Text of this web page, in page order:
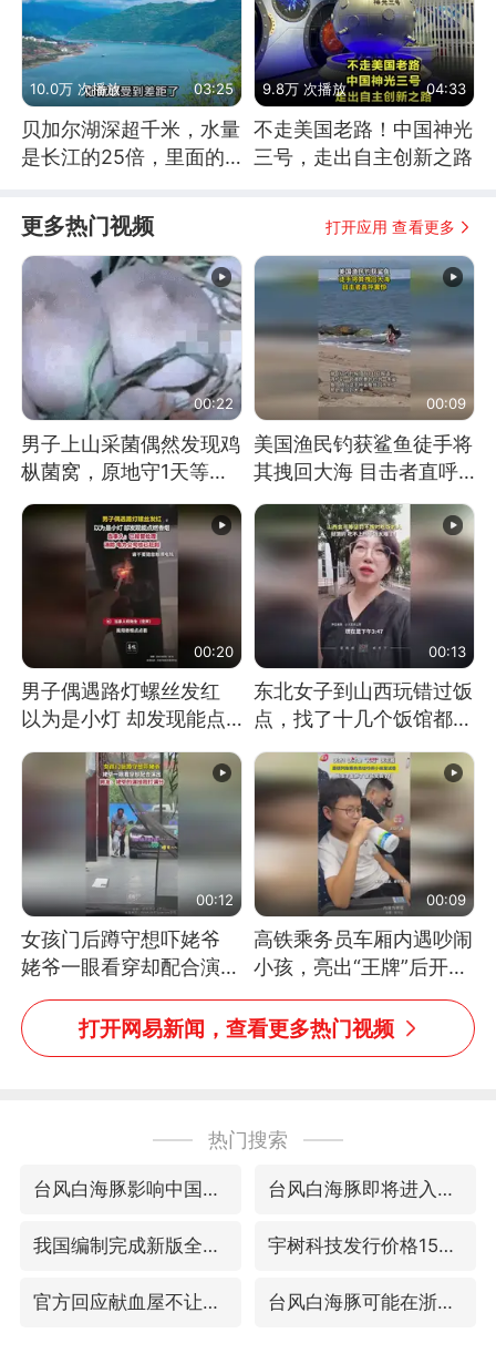
10.0万 次播放 03:25
贝加尔湖深超千米，水量
是长江的25倍，里面的
9.8万 次播放 04:33
不走美国老路！中国神光
三号，走出自主创新之路
更多热门视频 打开应用 查看更多
00:22
男子上山采菌偶然发现鸡
枞菌窝，原地守1天等它
长大：挖了140多朵
00:09
美国渔民钓获鲨鱼徒手将
其拽回大海 目击者直呼
震惊 （视频来源：参考
消息）
00:20
男子偶遇路灯螺丝发红
以为是小灯 却发现能点
燃香烟 当事人：已报警
处理
00:13
东北女子到山西玩错过饭
点，找了十几个饭馆都没
开门：午休到几点
00:12
女孩门后蹲守想吓姥爷
姥爷一眼看穿却配合演出
网友：姥爷的演技我打满
分
00:09
高铁乘务员车厢内遇吵闹
小孩，亮出“王牌”后开启
一键静音
打开网易新闻，查看更多热门视频
热门搜索
台风白海豚影响中国已成定局 台风白海豚即将进入48小时警戒线
我国编制完成新版全月地质图 宇树科技发行价格150.80元/股
官方回应献血屋不让市民入内躲雨 台风白海豚可能在浙闽沿海登陆